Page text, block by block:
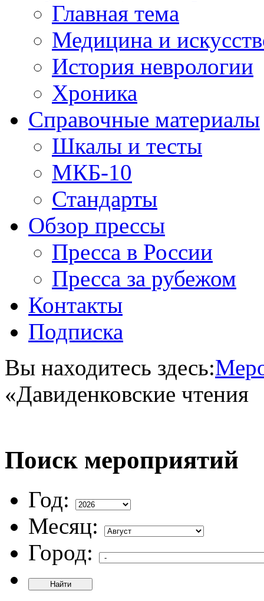
Главная тема
Медицина и
История неврологии
Хроника
Справочные материалы
Шкалы и тесты
МКБ-10
Стандарты
Обзор прессы
Пресса в России
Пресса за рубежом
Контакты
Подписка
Вы находитесь здесь:
«Давиденковские чтения
Поиск мероприятий
Год:
Месяц:
Город:
Найти